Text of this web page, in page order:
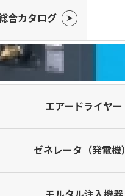
合カタログ
エアードライヤー
ゼネレータ（発電機）